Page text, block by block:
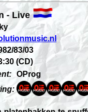
- Live
83/03
(CD)
OProg